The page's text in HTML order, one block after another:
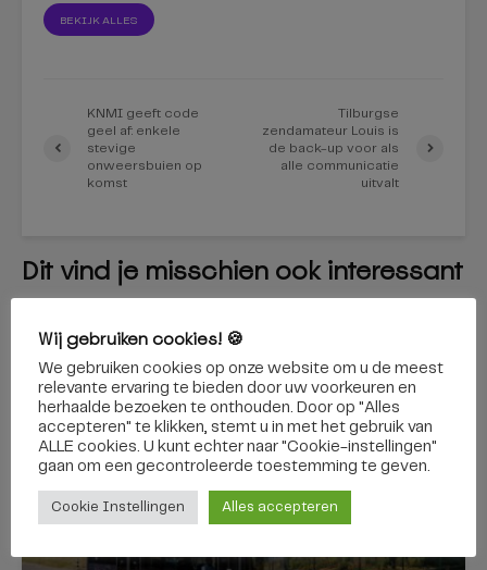
BEKIJK ALLES
KNMI geeft code
geel af: enkele
stevige
onweersbuien op
komst
Tilburgse
zendamateur Louis is
de back-up voor als
alle communicatie
uitvalt
Dit vind je misschien ook interessant
Via een zelfrijdende bus
naar de Efteling? Binnenkort
kan het
Wij gebruiken cookies! 🍪
We gebruiken cookies op onze website om u de meest
relevante ervaring te bieden door uw voorkeuren en
herhaalde bezoeken te onthouden. Door op "Alles
accepteren" te klikken, stemt u in met het gebruik van
ALLE cookies. U kunt echter naar "Cookie-instellingen"
gaan om een ​​gecontroleerde toestemming te geven.
Cookie Instellingen Alles accepteren